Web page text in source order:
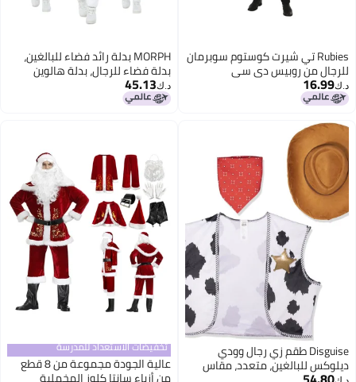
Rubies تي شيرت كوستوم سوبرمان
للرجال من روبيس دي سي
كوميكس مع كيب، أزرق، كبير
د.ك‏16.99
MORPH بدلة رائد فضاء للبالغين،
بدلة فضاء للرجال، بدلة هالوين
للرجال، أزياء ناسا للبالغين، زرقاء، XL
د.ك‏45.13
Disguise طقم زي رجال وودي
ديلوكس للبالغين، متعدد، مقاس
تخفيضات الاستعداد للمدرسة
عالية الجودة مجموعة من 8 قطع